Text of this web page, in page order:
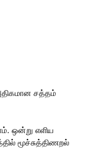
சத்தம்
ஒன்று எளிய
மூச்சுத்திணறல்